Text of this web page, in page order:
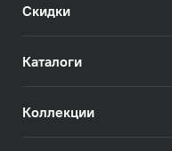
Скидки
Каталоги
Коллекции